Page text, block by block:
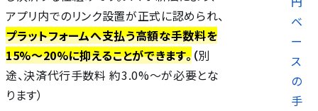
ベ
ー
ス
の
手
アプリ内でのリンク設置が正式に認められ、
プラットフォームへ支払う高額な手数料を
15%〜20%に抑えることができます。（別
途、決済代行手数料 約3.0%〜が必要とな
ります）